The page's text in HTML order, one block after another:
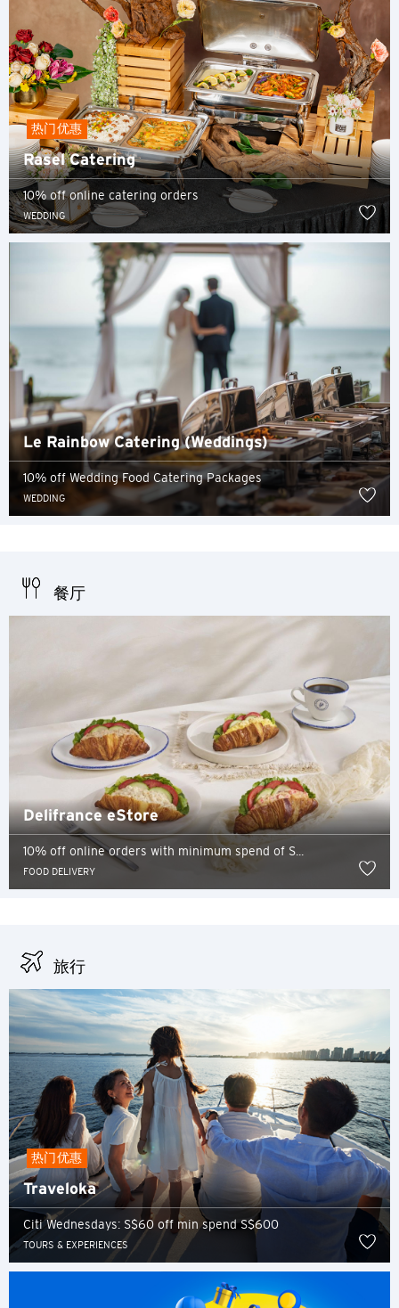
热门优惠
Rasel Catering
10% off online catering orders
WEDDING
Le Rainbow Catering (Weddings)
10% off Wedding Food Catering Packages
WEDDING
餐厅
Delifrance eStore
10% off online orders with minimum spend of S...
FOOD DELIVERY
旅行
热门优惠
Traveloka
Citi Wednesdays: S$60 off min spend S$600
TOURS & EXPERIENCES